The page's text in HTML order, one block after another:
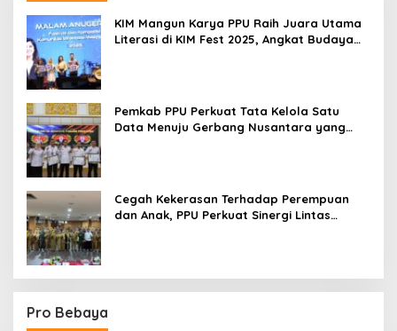
KIM Mangun Karya PPU Raih Juara Utama
Literasi di KIM Fest 2025, Angkat Budaya
Pemkab PPU Perkuat Tata Kelola Satu
Data Menuju Gerbang Nusantara yang
Cegah Kekerasan Terhadap Perempuan
dan Anak, PPU Perkuat Sinergi Lintas
Pro Bebaya